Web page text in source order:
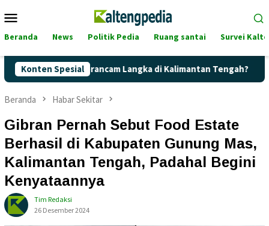
ke
Mobile
Beranda News Politik Pedia Ruang santai Survei
Konten Spesial
Terancam Langka di Kalimantan Tengah? Kaget!
Beranda Habar Sekitar
Gibran Pernah Sebut Food Estate
Berhasil di Kabupaten Gunung Mas,
Kalimantan Tengah, Padahal Begini
Kenyataannya
Tim Redaksi
26 Desember 2024